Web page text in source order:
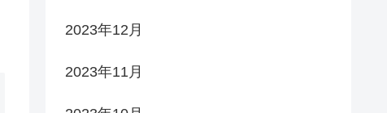
2023年12月
2023年11月